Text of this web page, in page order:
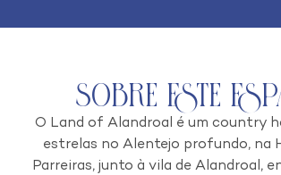
Sobre este
O Land of Alandroal é um country
estrelas no Alentejo profundo, na
Parreiras, junto à vila de Alandroal,